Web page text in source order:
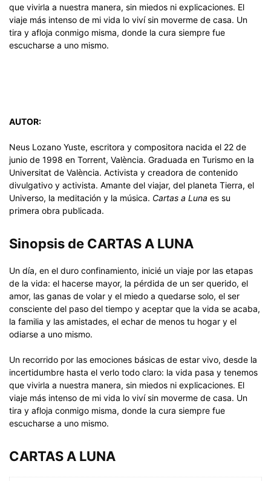
que vivirla a nuestra manera, sin miedos ni explicaciones. El
viaje más intenso de mi vida lo viví sin moverme de casa. Un
tira y afloja conmigo misma, donde la cura siempre fue
escucharse a uno mismo.
AUTOR:
Neus Lozano Yuste, escritora y compositora nacida el 22 de
junio de 1998 en Torrent, València. Graduada en Turismo en la
Universitat de València. Activista y creadora de contenido
divulgativo y activista. Amante del viajar, del planeta Tierra, el
Universo, la meditación y la música. Cartas a Luna es su
primera obra publicada.
Sinopsis de CARTAS A LUNA
Un día, en el duro confinamiento, inicié un viaje por las etapas
de la vida: el hacerse mayor, la pérdida de un ser querido, el
amor, las ganas de volar y el miedo a quedarse solo, el ser
consciente del paso del tiempo y aceptar que la vida se acaba,
la familia y las amistades, el echar de menos tu hogar y el
odiarse a uno mismo.
Un recorrido por las emociones básicas de estar vivo, desde la
incertidumbre hasta el verlo todo claro: la vida pasa y tenemos
que vivirla a nuestra manera, sin miedos ni explicaciones. El
viaje más intenso de mi vida lo viví sin moverme de casa. Un
tira y afloja conmigo misma, donde la cura siempre fue
escucharse a uno mismo.
CARTAS A LUNA